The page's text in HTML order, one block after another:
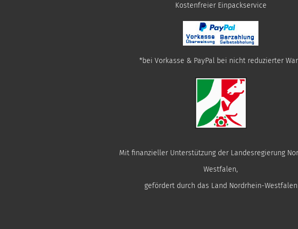
​Kostenfreier Einpackservice
*bei Vorkasse & PayPal bei nicht reduzierter
Mit finanzieller Unterstützung der Landesregierung
Westfalen,
gefördert durch das Land Nordrhein-Westfalen